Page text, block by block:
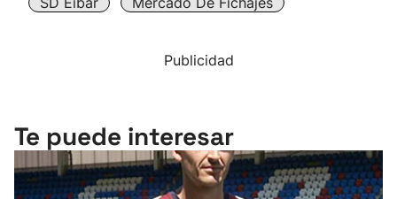
Publicidad
Te puede interesar